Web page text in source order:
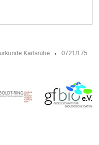
Karlsruhe
0721/175